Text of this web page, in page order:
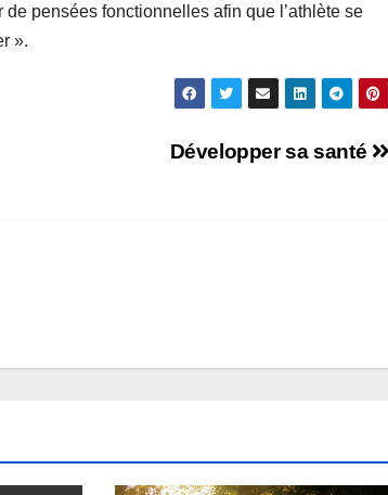
pensées fonctionnelles afin que l’athlète se
».
Développer sa santé